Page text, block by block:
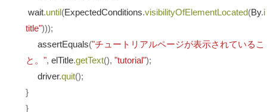
wait.until(ExpectedConditions.visibilityOfElementLocated(By.
title")));
assertEquals("チュートリアルページが表示されているこ
と。", elTitle.getText(), "tutorial");
driver.quit();
}
}